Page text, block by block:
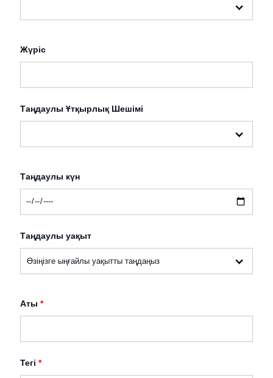
Жүріс
Таңдаулы Ұтқырлық Шешімі
Таңдаулы күн
Таңдаулы уақыт
Аты *
Тегі *